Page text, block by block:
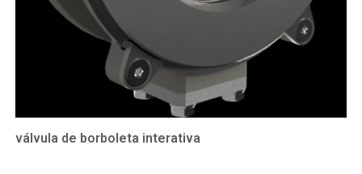
válvula de borboleta interativa